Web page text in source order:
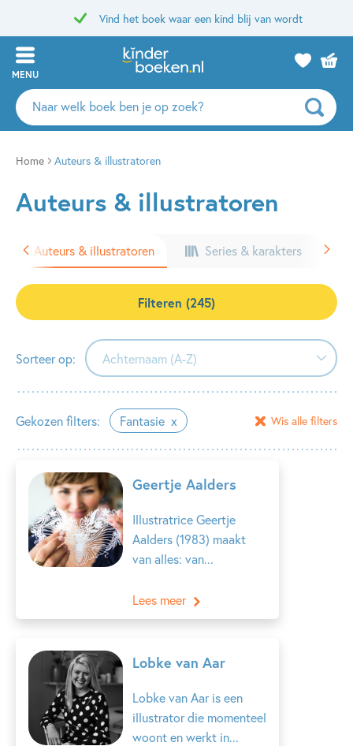
Vind het boek waar een kind blij van wordt
MENU
Zoeken
naar
auteurs
uitgevers
Home Auteurs & illustratoren
Auteurs & illustratoren
Auteurs & illustratoren Series & karakters
Filteren (245)
Sorteer op: Achternaam (A-Z)
Achternaam (A-Z)
Achternaam (Z-A)
Voornaam (A-Z)
Voornaam (Z-A)
Gekozen filters: Fantasie Wis alle filters
Geertje Aalders
Illustratrice Geertje
Aalders (1983) maakt
van alles: van...
Lees meer
Lobke van Aar
Lobke van Aar is een
illustrator die momenteel
woont en werkt in...